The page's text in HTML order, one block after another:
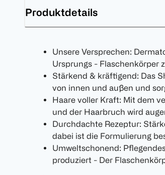
Produktdetails
Unsere Versprechen:
Ursprungs - Flaschenkörper
Stärkend & kräftigend: Das
von innen und außen und
Haare voller Kraft: Mit dem
und der Haarbruch wird
Durchdachte Rezeptur:
dabei ist die Formulierung
Umweltschonend:
produziert - Der